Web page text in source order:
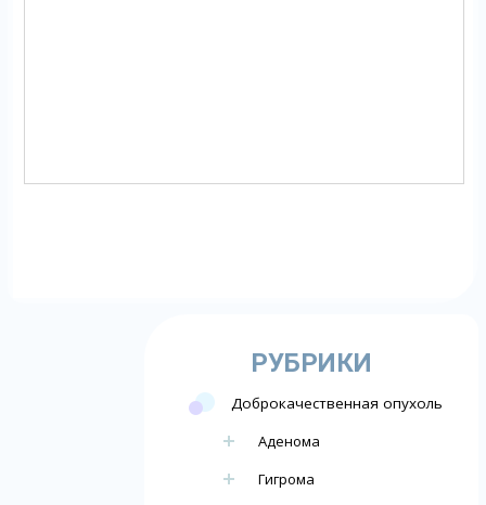
РУБРИКИ
Доброкачественная опухоль
Аденома
Гигрома